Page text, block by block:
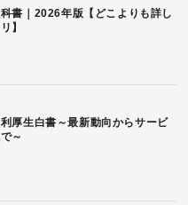
書｜2026年版【どこよりも詳し
】
利厚生白書～最新動向からサービ
～